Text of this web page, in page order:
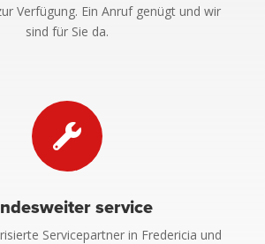
Verfügung. Ein Anruf genügt und wir
sind für Sie da.

service
Servicepartner in Fredericia und